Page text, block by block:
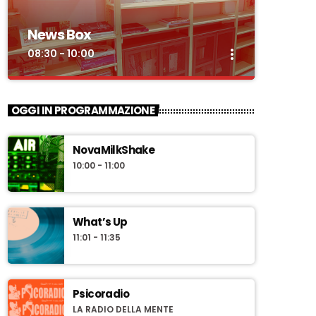
News Box
08:30 - 10:00 more_vert
News Box
sull'attualità a cura della redazione
giornalistica di Novaradio
"News Box" uno sguardo quotidiano
sull'attualità con approfondimenti e interviste
a cura della redazione giornalistica di
OGGI IN PROGRAMMAZIONE
NovaMilkShake
10:00 - 11:00
What’s Up
11:01 - 11:35
Psicoradio
LA RADIO DELLA MENTE